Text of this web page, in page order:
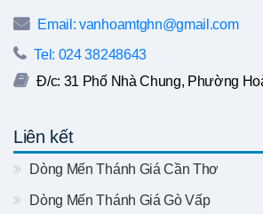
Email: vanhoamtghn@gmail.com
Tel: 024 38248643
Đ/c: 31 Phố Nhà Chung, Phường
Liên kết
Dòng Mến Thánh Giá Cần Thơ
Dòng Mến Thánh Giá Gò Vấp